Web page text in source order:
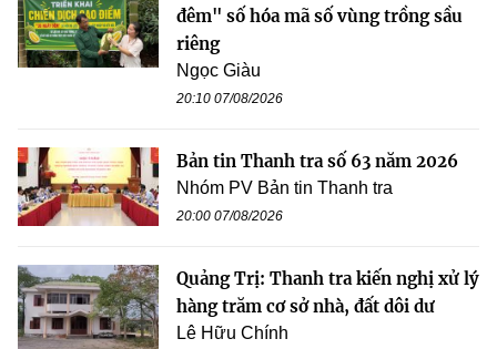
đêm" số hóa mã số vùng trồng sầu
riêng
Ngọc Giàu
20:10 07/08/2026
Bản tin Thanh tra số 63 năm 2026
Nhóm PV Bản tin Thanh tra
20:00 07/08/2026
Quảng Trị: Thanh tra kiến nghị xử lý
hàng trăm cơ sở nhà, đất dôi dư
Lê Hữu Chính